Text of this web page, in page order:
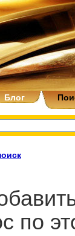
Блог
по